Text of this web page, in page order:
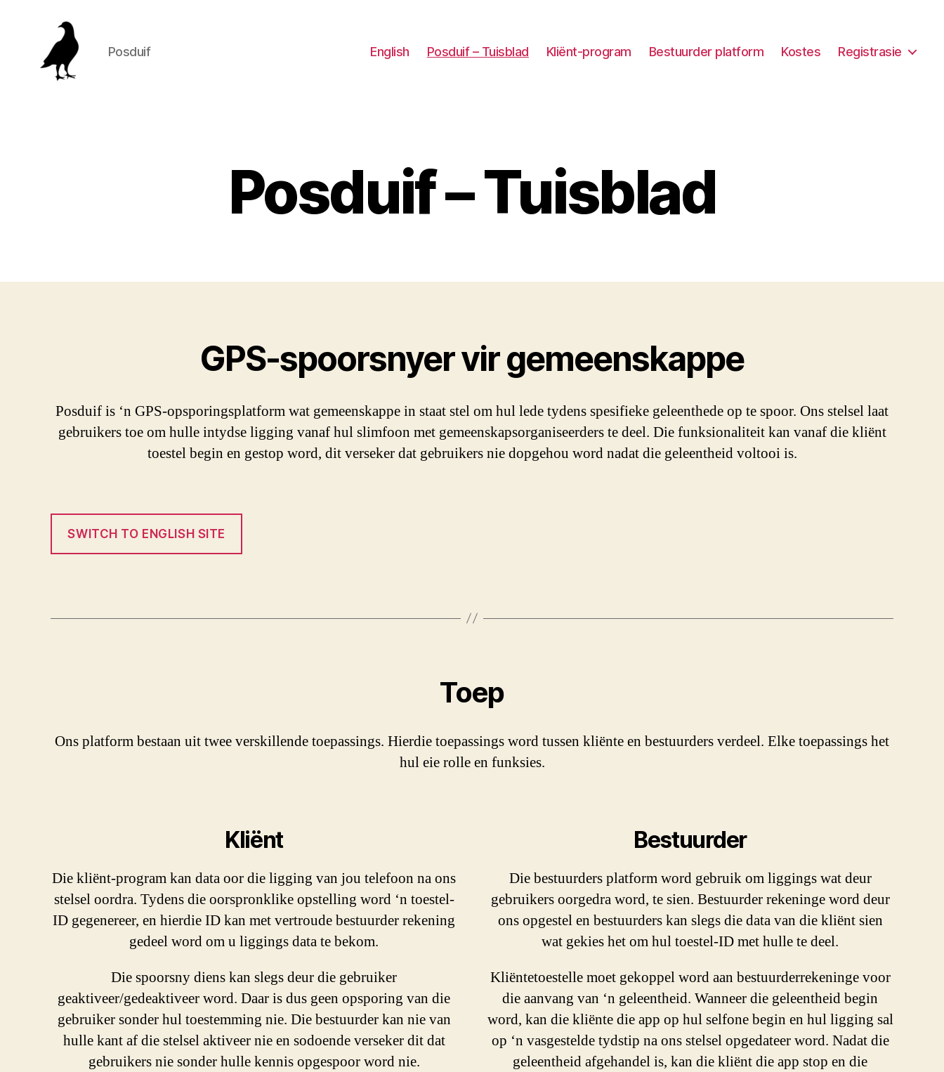
Posduif English Posduif – Tuisblad Kliënt-program Bestuurder platform Kostes Registrasie
Posduif – Tuisblad
GPS-spoorsnyer vir gemeenskappe
Posduif is ‘n GPS-opsporingsplatform wat gemeenskappe in staat stel om hul lede tydens spesifieke geleenthede op te spoor. Ons stelsel laat
gebruikers toe om hulle intydse ligging vanaf hul slimfoon met gemeenskapsorganiseerders te deel. Die funksionaliteit kan vanaf die kliënt
toestel begin en gestop word, dit verseker dat gebruikers nie dopgehou word nadat die geleentheid voltooi is.
SWITCH TO ENGLISH SITE
Toep
Ons platform bestaan uit twee verskillende toepassings. Hierdie toepassings word tussen kliënte en bestuurders verdeel. Elke toepassings het
hul eie rolle en funksies.
Kliënt
Die kliënt-program kan data oor die ligging van jou telefoon na ons
stelsel oordra. Tydens die oorspronklike opstelling word ‘n toestel-
ID gegenereer, en hierdie ID kan met vertroude bestuurder rekening
gedeel word om u liggings data te bekom.
Die spoorsny diens kan slegs deur die gebruiker
geaktiveer/gedeaktiveer word. Daar is dus geen opsporing van die
gebruiker sonder hul toestemming nie. Die bestuurder kan nie van
hulle kant af die stelsel aktiveer nie en sodoende verseker dit dat
gebruikers nie sonder hulle kennis opgespoor word nie.
Bestuurder
Die bestuurders platform word gebruik om liggings wat deur
gebruikers oorgedra word, te sien. Bestuurder rekeninge word deur
ons opgestel en bestuurders kan slegs die data van die kliënt sien
wat gekies het om hul toestel-ID met hulle te deel.
Kliëntetoestelle moet gekoppel word aan bestuurderrekeninge voor
die aanvang van ‘n geleentheid. Wanneer die geleentheid begin
word, kan die kliënte die app op hul selfone begin en hul ligging sal
op ‘n vasgestelde tydstip na ons stelsel opgedateer word. Nadat die
geleentheid afgehandel is, kan die kliënt die app stop en die